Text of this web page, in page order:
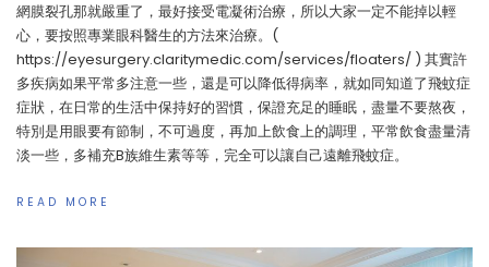
網膜裂孔那就嚴重了，最好接受電凝術治療，所以大家一定不能掉以輕
心，要按照專業眼科醫生的方法來治療。(
https://eyesurgery.claritymedic.com/services/floaters/ ) 其實許
多疾病如果平常多注意一些，還是可以降低得病率，就如同知道了飛蚊症
症狀，在日常的生活中保持好的習慣，保證充足的睡眠，盡量不要熬夜，
特別是用眼要有節制，不可過度，再加上飲食上的調理，平常飲食盡量清
淡一些，多補充B族維生素等等，完全可以讓自己遠離飛蚊症。
READ MORE